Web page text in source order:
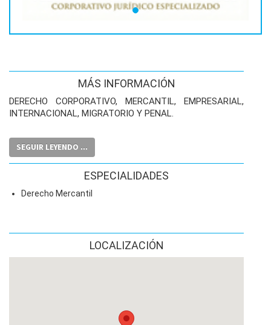
MÁS INFORMACIÓN
DERECHO CORPORATIVO, MERCANTIL, EMPRESARIAL,
INTERNACIONAL, MIGRATORIO Y PENAL.
SEGUIR LEYENDO ...
ESPECIALIDADES
Derecho Mercantil
LOCALIZACIÓN